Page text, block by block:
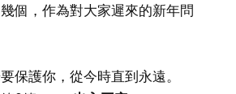
個，作為對大家遲來的新年問
保護你，從今時直到永遠。